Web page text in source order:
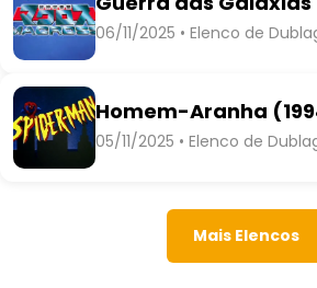
06/11/2025 • Elenco de
Homem-Aranha
05/11/2025 • Elenco de
Mais Elencos